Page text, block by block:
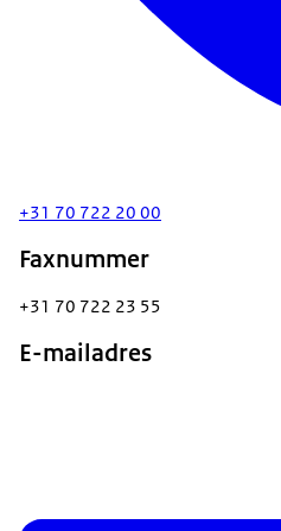
+31 70 722 20 00
Faxnummer
+31 70 722 23 55
E-mailadres